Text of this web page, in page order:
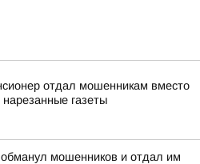
отдал мошенникам вместо
газеты
мошенников и отдал им